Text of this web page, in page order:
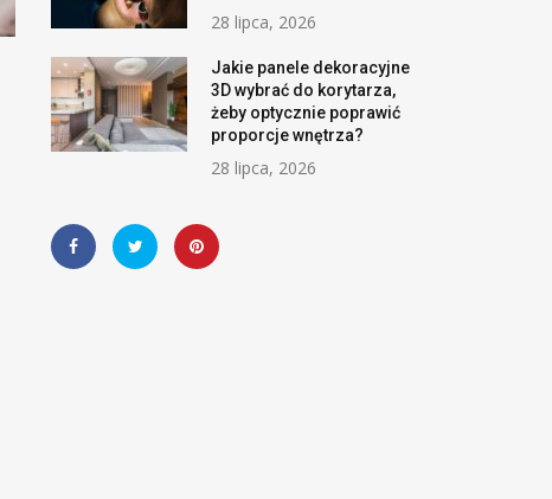
28 lipca, 2026
Jakie panele dekoracyjne
3D wybrać do korytarza,
żeby optycznie poprawić
proporcje wnętrza?
28 lipca, 2026